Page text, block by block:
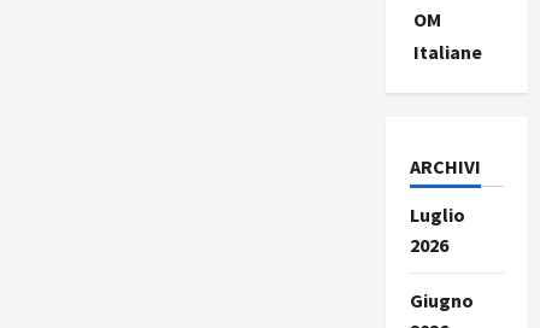
OM
Italiane
ARCHIVI
Luglio
2026
Giugno